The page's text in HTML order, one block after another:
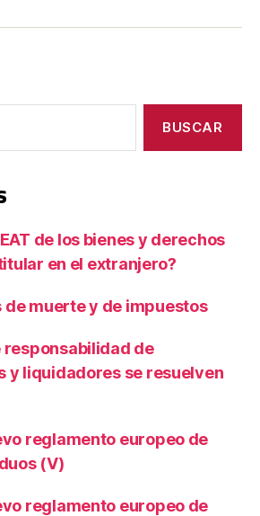
de los bienes y derechos
en el extranjero?
de muerte y de impuestos
responsabilidad de
y liquidadores se resuelven
reglamento europeo de
(V)
reglamento europeo de